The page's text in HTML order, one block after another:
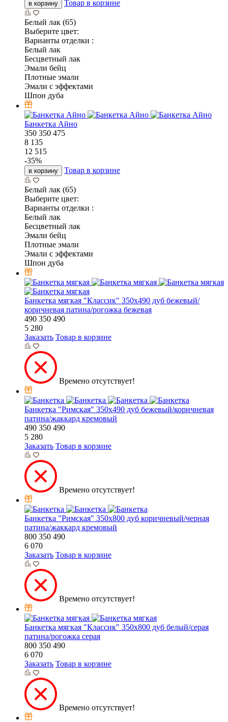
в корзину Товар в корзине
Белый лак (65)
Выберите цвет:
Варианты отделки :
Белый лак
Бесцветный лак
Эмали бейц
Плотные эмали
Эмали с эффектами
Шпон дуба
Банкетка Айно
350 350 475
8 135
12 515
-35%
в корзину Товар в корзине
Белый лак (65)
Выберите цвет:
Варианты отделки :
Белый лак
Бесцветный лак
Эмали бейц
Плотные эмали
Эмали с эффектами
Шпон дуба
Банкетка мягкая "Классик" 350х490 дуб бежевый/
коричневая патина/рогожка бежевая
490 350 490
5 280
Заказать Товар в корзине
Времено отсутствует!
Банкетка "Римская" 350х490 дуб бежевый/коричневая
патина/жаккард кремовый
490 350 490
5 280
Заказать Товар в корзине
Времено отсутствует!
Банкетка "Римская" 350х800 дуб коричневый/черная
патина/жаккард кремовый
800 350 490
6 070
Заказать Товар в корзине
Времено отсутствует!
Банкетка мягкая "Классик" 350х800 дуб белый/серая
патина/рогожка серая
800 350 490
6 070
Заказать Товар в корзине
Времено отсутствует!